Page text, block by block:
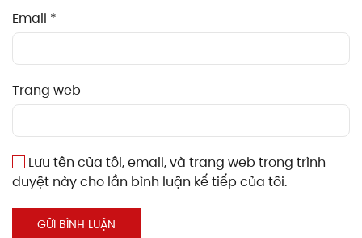
Email *
Trang web
Lưu tên của tôi, email, và trang web trong trình
duyệt này cho lần bình luận kế tiếp của tôi.
GỬI BÌNH LUẬN